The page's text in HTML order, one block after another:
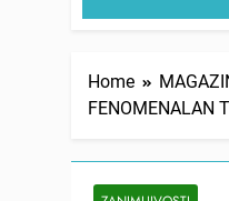
Home
FENOMENALAN